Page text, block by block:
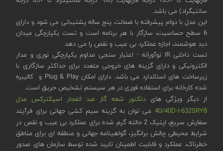
سانتیگراد) می باشد.
این مدل با دوام پیشرفته با ضمانت پنج ساله پشتیبانی می شود و دارای
6 سطح حساسیت، سازگار با هر برنامه است و تست یکپارچگی میدان
دید هوشمند، اجازه عملکرد بی عیب و نقص را می دهد.
تست داخلی IR نوآورانه - اعتبار سنجی مداوم یکپارچگی نوری و مدار
الکترونیکی و دارای گزینه های خروجی متعدد برای حداکثر سازگاری با
زیرساخت های استاندارد می باشد. دارای امکان Plug & Play و کالیبره
شده کارخانه برای استفاده فوری در هر سیستم تشخیص حریق است.
از دیگر ویژگی هایدتکتور شعه گاز ضد انفجار اسپکترکس مدل
40/40D-I-632SRY8 می توان به گزینه سیم کشی جهانی برای فرآیند
سفارش سریع، اپتیک 2 حالته گرم شده برای عملکرد بی عیب و نقص در
شرایط محیطی چالش برانگیز، گواهینامه جهانی و منطقه ای برای مناطق
خطرناک، عملکرد و قابلیت اطمینان تایید شده توسط سازمان های صدور